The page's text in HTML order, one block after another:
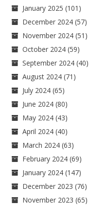
January 2025 (101)
December 2024 (57)
November 2024 (51)
October 2024 (59)
September 2024 (40)
August 2024 (71)
July 2024 (65)
June 2024 (80)
May 2024 (43)
April 2024 (40)
March 2024 (63)
February 2024 (69)
January 2024 (147)
December 2023 (76)
November 2023 (65)